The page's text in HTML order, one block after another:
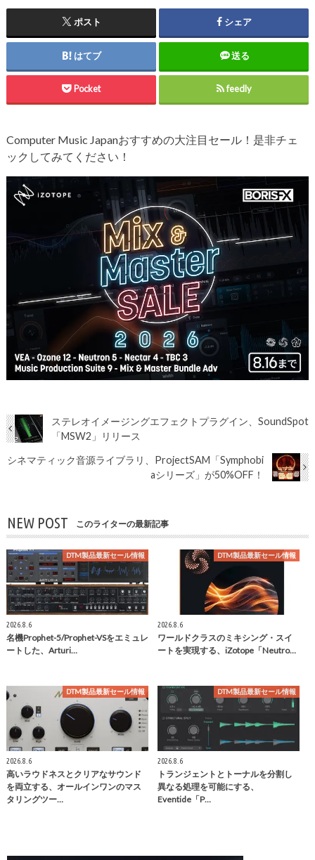
ポスト シェア
はてブ 送る
Pocket feedly
Computer Music Japanおすすめの大注目セール！是非チェ
ックしてみてください！
ステレオイメージングエフェクトプラグイン、SoundSpot
「MSW2」リリース
シネマティック音源ライブラリ、ProjectSAM「Symphobi
aシリーズ」が50%OFF！
NEW POST このライターの最新記事
DTM製品最新セール情報
2026.8.6
名機Prophet-5/Prophet-VSをエミュレ
ートした、Arturi…
DTM製品最新セール情報
2026.8.6
ワールドクラスのミキシング・スイ
ートを実現する、iZotope「Neutro…
DTM製品最新セール情報
2026.8.6
高いラウドネスとクリアなサウンド
を両立する、オールインワンのマス
タリングツー…
DTM製品最新セール情報
2026.8.6
トランジェントとトーナルを分割し
異なる処理を可能にする、
Eventide「P…